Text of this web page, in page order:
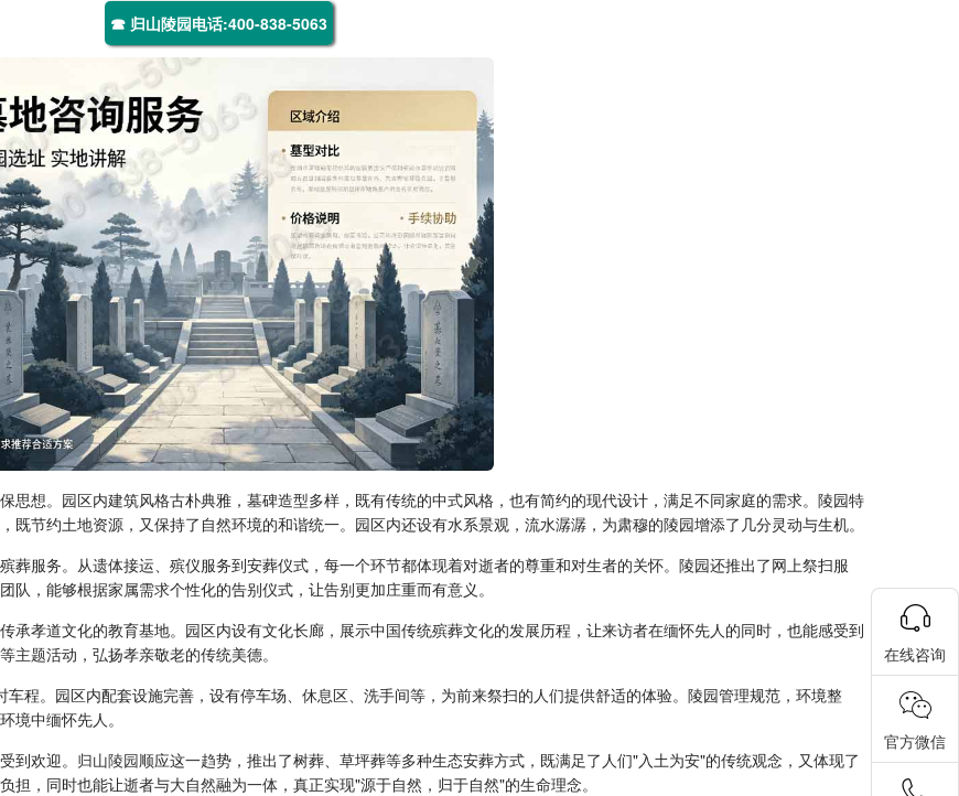
☎ 归山陵园电话:400-838-5063
思想。园区内建筑风格古朴典雅，墓碑造型多样，既有传统的中式风格，也有简约的现代设计，满足不同家庭的需求。陵园特
节约土地资源，又保持了自然环境的和谐统一。园区内还设有水系景观，流水潺潺，为肃穆的陵园增添了几分灵动与生机。
葬服务。从遗体接运、殡仪服务到安葬仪式，每一个环节都体现着对逝者的尊重和对生者的关怀。陵园还推出了网上祭扫服
，能够根据家属需求个性化的告别仪式，让告别更加庄重而有意义。
承孝道文化的教育基地。园区内设有文化长廊，展示中国传统殡葬文化的发展历程，让来访者在缅怀先人的同时，也能感受到
题活动，弘扬孝亲敬老的传统美德。
程。园区内配套设施完善，设有停车场、休息区、洗手间等，为前来祭扫的人们提供舒适的体验。陵园管理规范，环境整
境中缅怀先人。
到欢迎。 归山陵园顺应这一趋势，推出了树葬、草坪葬等多种生态安葬方式，既满足了人们"入土为安"的传统观念，又体现了
，同时也能让逝者与大自然融为一体，真正实现"源于自然，归于自然"的生命理念。
在线咨询
官方微信